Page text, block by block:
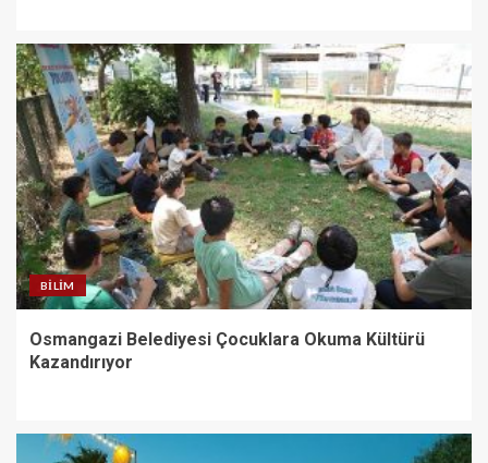
BILIM
Osmangazi Belediyesi Çocuklara Okuma Kültürü
Kazandırıyor